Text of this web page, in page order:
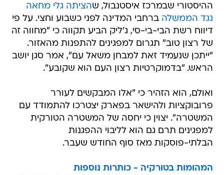
ההיסטורי שבמרכז איסטנבול, שהציתה גלי מחאה
נגד הממשלה ברחבי המדינה לפני כשבוע וחצי. על פי
דיווח רשת הבי-בי-סי, ג'ליק הביע תקווה כי "מחווה זה
של רצון טוב" תגרום למפגינים להתפנות מהאזור.
"ייתכן שנעמיד זאת למבחן משאל עם", אמר סגן יושב
הראש. "בדמוקרטיות רצון העם הוא שקובע".
ואולם, הוא הזהיר כי "אלו המבקשים לעורר
פרובוקציות ולהישאר בפארק יצטרכו להתמודד עם
המשטרה". יצוין כי יחסה של המשטרה הטורקית
למפגינים תרם גם הוא לליבוי ההפגנות
הבלתי-פוסקות מאז סוף החודש שעבר.
המהומות בטורקיה - כותרות נוספות